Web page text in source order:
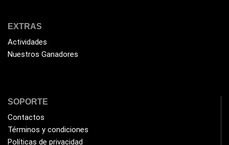
EXTRAS
Actividades
Nuestros Ganadores
SOPORTE
Contactos
Términos y condiciones
Políticas de privacidad